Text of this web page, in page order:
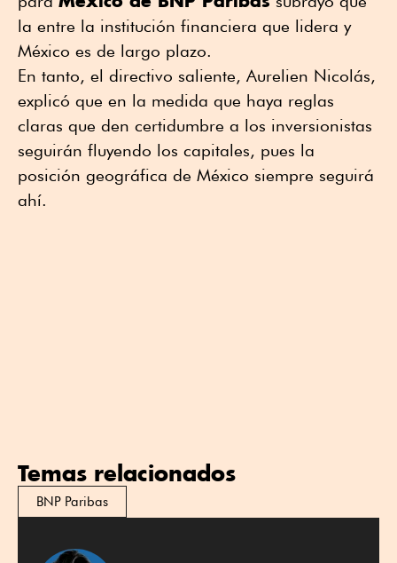
la entre la institución financiera que lidera y
México es de largo plazo.
En tanto, el directivo saliente, Aurelien Nicolás,
explicó que en la medida que haya reglas
claras que den certidumbre a los inversionistas
seguirán fluyendo los capitales, pues la
posición geográfica de México siempre seguirá
ahí.
Temas relacionados
BNP Paribas